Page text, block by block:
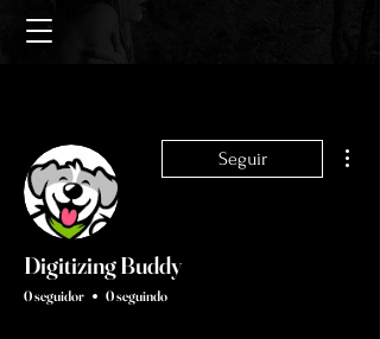
Seguir
Digitizing Buddy
0 seguidor 0 seguindo